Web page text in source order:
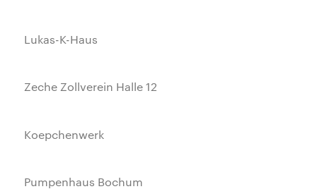
Lukas-K-Haus
Zeche Zollverein Halle 12
Koepchenwerk
Pumpenhaus Bochum